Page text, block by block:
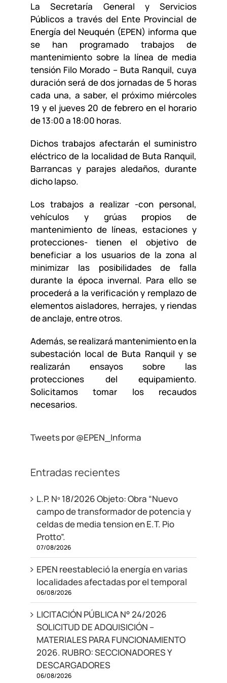
La Secretaría General y Servicios
Públicos a través del Ente Provincial de
Energía del Neuquén (EPEN) informa que
se han programado trabajos de
mantenimiento sobre la línea de media
tensión Filo Morado – Buta Ranquil, cuya
duración será de dos jornadas de 5 horas
cada una, a saber, el próximo miércoles
19 y el jueves 20 de febrero en el horario
de 13:00 a 18:00 horas.
Dichos trabajos afectarán el suministro
eléctrico de la localidad de Buta Ranquil,
Barrancas y parajes aledaños, durante
dicho lapso.
Los trabajos a realizar -con personal,
vehículos y grúas propios de
mantenimiento de líneas, estaciones y
protecciones- tienen el objetivo de
beneficiar a los usuarios de la zona al
minimizar las posibilidades de falla
durante la época invernal. Para ello se
procederá a la verificación y remplazo de
elementos aisladores, herrajes, y riendas
de anclaje, entre otros.
Además, se realizará mantenimiento en la
subestación local de Buta Ranquil y se
realizarán ensayos sobre las
protecciones del equipamiento.
Solicitamos tomar los recaudos
necesarios.
Tweets por @EPEN_Informa
Entradas recientes
L.P. Nº 18/2026 Objeto: Obra “Nuevo
campo de transformador de potencia y
celdas de media tension en E.T. Pio
Protto”.
07/08/2026
EPEN reestableció la energía en varias
localidades afectadas por el temporal
06/08/2026
LICITACIÓN PÚBLICA N° 24/2026
SOLICITUD DE ADQUISICIÓN –
MATERIALES PARA FUNCIONAMIENTO
2026. RUBRO: SECCIONADORES Y
DESCARGADORES
06/08/2026